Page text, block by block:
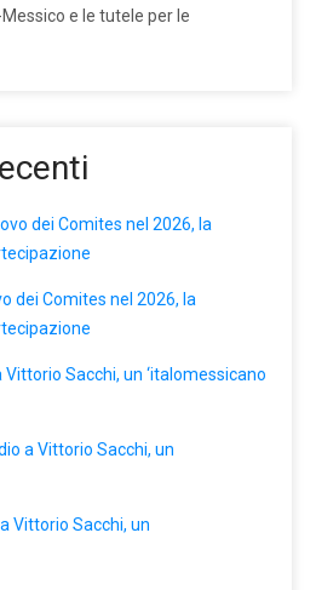
Messico e le tutele per le
dei Comites nel 2026, la
dei Comites nel 2026, la
Vittorio Sacchi, un ‘italomessicano
a Vittorio Sacchi, un
Vittorio Sacchi, un